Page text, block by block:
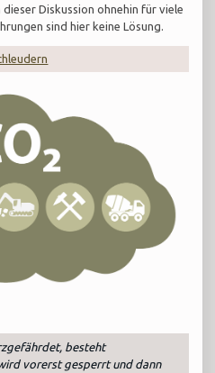
Diskussion ohnehin für viele
sind hier keine Lösung.
besteht
vorerst gesperrt und dann